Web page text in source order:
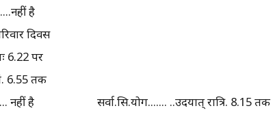
है
दिवस
6.22 पर
6.55 तक
नहीं है सर्वा.सि.योग....... ..उदयात् रात्रि. 8.15 तक